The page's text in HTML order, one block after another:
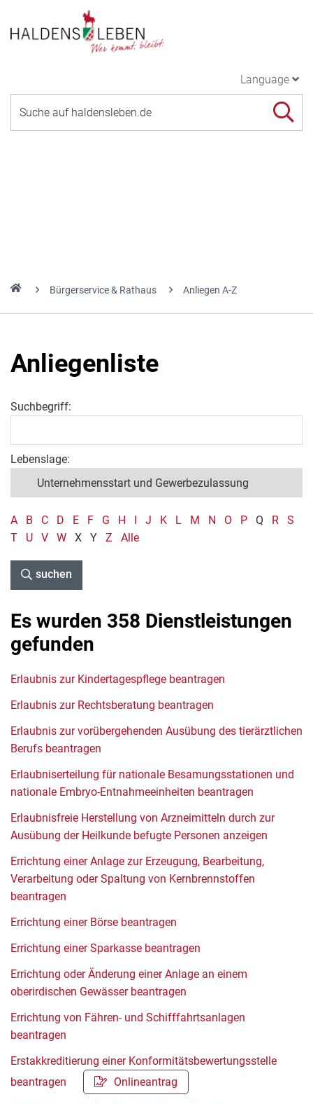
Language
Bürgerservice & Rathaus Anliegen A-Z
Anliegenliste
Suchbegriff:
Lebenslage:
A B C D E F G H I J K L M N O P Q R
S
T
U V W X Y Z Alle
suchen
Es wurden 358 Dienstleistungen
gefunden
Erlaubnis zur Kindertagespflege beantragen
Erlaubnis zur Rechtsberatung beantragen
Erlaubnis zur vorübergehenden Ausübung des tierärztlichen
Berufs beantragen
Erlaubniserteilung für nationale Besamungsstationen und
nationale Embryo-Entnahmeeinheiten beantragen
Erlaubnisfreie Herstellung von Arzneimitteln durch zur
Ausübung der Heilkunde befugte Personen anzeigen
Errichtung einer Anlage zur Erzeugung, Bearbeitung,
Verarbeitung oder Spaltung von Kernbrennstoffen
beantragen
Errichtung einer Börse beantragen
Errichtung einer Sparkasse beantragen
Errichtung oder Änderung einer Anlage an einem
oberirdischen Gewässer beantragen
Errichtung von Fähren- und Schifffahrtsanlagen
beantragen
Erstakkreditierung einer Konformitätsbewertungsstelle
beantragen
Onlineantrag